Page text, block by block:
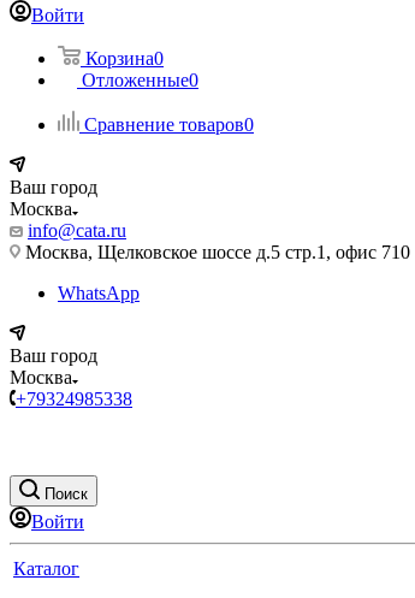
Войти
Корзина0
Отложенные0
Сравнение товаров0
Ваш город
Москва
info@cata.ru
Москва, Щелковское шоссе д.5 стр.1, офис 710
WhatsApp
Ваш город
Москва
+79324985338
Поиск
Войти
Каталог